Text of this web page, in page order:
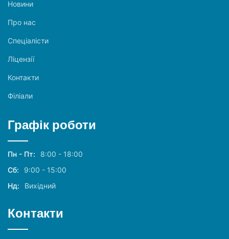
Новини
Про нас
Спеціалісти
Ліцензії
Контакти
Філіали
Графік роботи
Пн - Пт:
8:00 - 18:00
Сб:
9:00 - 15:00
Нд:
Вихідний
Контакти